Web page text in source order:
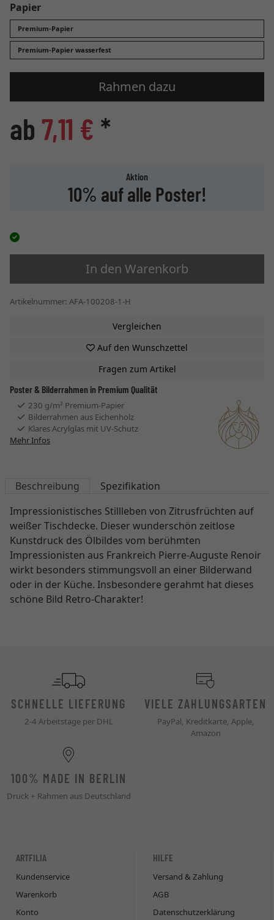
Papier
Premium-Papier
Premium-Papier wasserfest
Rahmen dazu
ab 7,11 € *
Aktion
10% auf alle Poster!
In den Warenkorb
Artikelnummer: AFA-100208-1-H
Vergleichen
Auf den Wunschzettel
Fragen zum Artikel
Poster & Bilderrahmen in Premium Qualität
230 g/m² Premium-Papier
Bilderrahmen aus Eichenholz
Klares Acrylglas mit UV-Schutz
Mehr Infos
Beschreibung
Spezifikation
Impressionistisches Stillleben von Zitrusfrüchten auf
weißer Tischdecke. Dieser wunderschön zeitlose
Kunstdruck des Ölbildes vom berühmten
Impressionisten aus Frankreich Pierre-Auguste Renoir
wirkt besonders stimmungsvoll an einer Bilderwand
oder in der Küche. Insbesondere gerahmt hat dieses
schöne Bild Retro-Charakter!
SCHNELLE LIEFERUNG
2-4 Arbeitstage per DHL
VIELE ZAHLUNGSARTEN
PayPal, Kreditkarte, Apple,
Amazon
100% MADE IN BERLIN
Druck + Rahmen aus Deutschland
ARTFILIA
Kundenservice
Warenkorb
Konto
HILFE
Versand & Zahlung
AGB
Datenschutzerklärung